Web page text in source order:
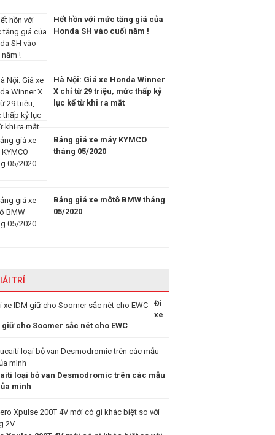
Hết hồn với mức tăng giá của
Honda SH vào cuối năm !
Hà Nội: Giá xe Honda Winner
X chỉ từ 29 triệu, mức thấp kỷ
lục kể từ khi ra mắt
Bảng giá xe máy KYMCO
tháng 05/2020
Bảng giá xe môtô BMW tháng
05/2020
TRÍ
Đi
xe
giữ cho Soomer sắc nét cho EWC
loại bỏ van Desmodromic trên các mẫu
mình